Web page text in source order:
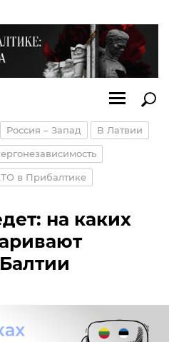
Россия – Запад В Латвии
в Прибалтике
на каких